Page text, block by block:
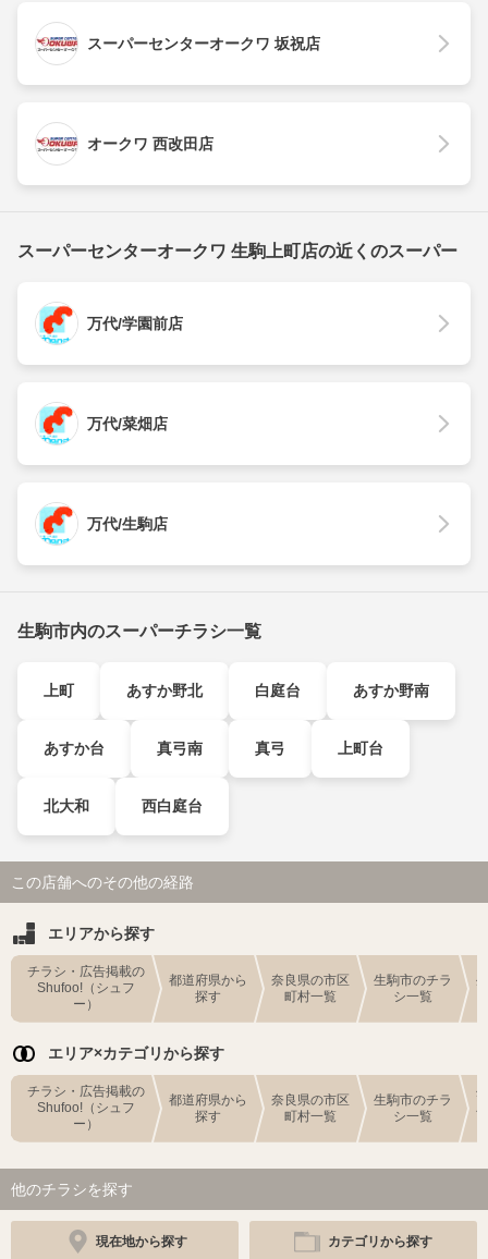
スーパーセンターオークワ 坂祝店
オークワ 西改田店
スーパーセンターオークワ 生駒上町店の近くのスーパー
万代/学園前店
万代/菜畑店
万代/生駒店
生駒市内のスーパーチラシ一覧
上町 あすか野北 白庭台 あすか野南
あすか台 真弓南 真弓 上町台
北大和 西白庭台
この店舗へのその他の経路
エリアから探す
チラシ・広告掲載の
Shufoo!（シュフ
ー）
都道府県から
探す
奈良県の市区
町村一覧
生駒市のチラ
シ一覧
エリア×カテゴリから探す
チラシ・広告掲載の
Shufoo!（シュフ
ー）
都道府県から
探す
奈良県の市区
町村一覧
生駒市のチラ
シ一覧
他のチラシを探す
現在地から探す カテゴリから探す